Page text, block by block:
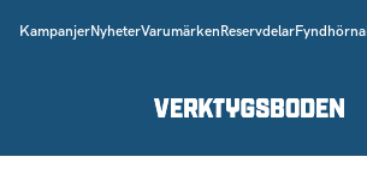
KampanjerNyheterVarumärken ReservdelarFyndhörna